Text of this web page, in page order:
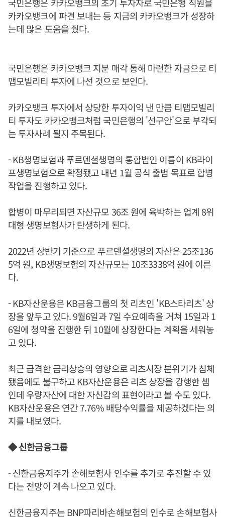
카카오뱅크에 파견 보내는 등 지금의 카카오뱅크가 성장하
는데 많은 도움을 줬다.
국민은행은 카카오뱅크 지분 매각 통해 마련한 자금으로 티
맵모빌리티 투자에 나선 것으로 보인다.
카카오뱅크 투자에서 상당한 투자이익 낸 만큼 티맵모빌리
티 투자도 카카오뱅크처럼 국민은행의 '선구안'으로 부각되
는 투자사례 될지 주목된다.
- KB생명보험과 푸르덴셜생명의 통합법인 이름이 KB라이
프생명보험으로 확정됐고 내년 1월 공식 출범 목표로 합병
작업을 진행하고 있다.
합병이 마무리되면 자산규모 36조 원에 육박하는 업계 8위
대형 생명보험사가 탄생하게 된다.
2022년 상반기 기준으로 푸르덴셜생명의 자산은 25조136
5억 원, KB생명보험의 자산규모는 10조3338억 원에 이른
다.
- KB자산운용은 KB금융그룹의 첫 리츠인 'KB스타리츠' 상
장을 앞두고 있다. 9월6일과 7일 수요예측을 거쳐 15일과 1
6일에 청약을 진행한 뒤 10월에 상장한다는 계획을 세워놓
고 있다.
최근 급격한 금리상승의 영향으로 리츠시장 분위기가 침체
됐음에도 불구하고 KB자산운용은 리츠 상장을 강행한 셈
인데 우량자산에 대한 자신감의 표현이라고 볼 수도 있다.
KB자산운용은 연간 7.76% 배당수익률을 제공하겠다는 의
지를 내보였다.
◆ 신한금융그룹
- 신한금융지주가 손해보험사 인수를 추가로 추진할 수 있
다는 전망이 계속 나오고 있다.
신한금융지주는 BNP파리바손해보험의 인수로 손해보험사